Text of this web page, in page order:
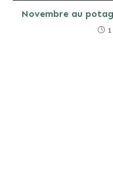
Novembre au